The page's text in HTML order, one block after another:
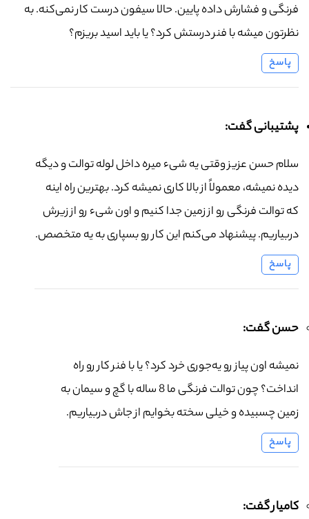
فرنگی و فشارش داده پایین. حالا سیفون درست کار نمی‌کنه. به
نظرتون میشه با فنر درستش کرد؟ یا باید اسید بریزم؟
پاسخ
پشتیبانی گفت:
سلام حسن عزیز وقتی یه شیء میره داخل لوله توالت و دیگه
دیده نمیشه، معمولاً از بالا کاری نمیشه کرد. بهترین راه اینه
که توالت فرنگی رو از زمین جدا کنیم و اون شیء رو از زیرش
دربیاریم. پیشنهاد می‌کنم این کار رو بسپاری به یه متخصص.
پاسخ
حسن گفت:
نمیشه اون پیاز رو یه‌جوری خرد کرد؟ یا با فنر کار رو راه
انداخت؟ چون توالت فرنگی ما 8 ساله با گچ و سیمان به
زمین چسبیده و خیلی سخته بخوایم از جاش دربیاریم.
پاسخ
کامیار گفت: